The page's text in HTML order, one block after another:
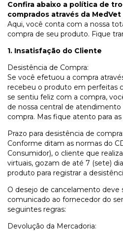
Confira abaixo a política de
comprados através da MedVet
Aqui, você conta com a nossa
compra de seu produto. Fique
1. Insatisfação do Cliente
Desistência de Compra:
Se você efetuou a compra
recebeu o produto em perfeitas
se sentiu feliz com a compra,
de nossa central de
compra. Mas fique atento para as
Prazo para desistência de compra:
Conforme ditam as normas do
Consumidor), o cliente que
virtuais, gozam de até 7 (sete)
produto para registrar a
O desejo de cancelamento
comunicado ao fornecedor do
seguintes regras:
Devolução da Mercadoria: